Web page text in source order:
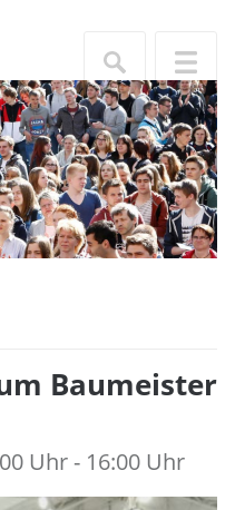
Baumeister
Uhr - 16:00 Uhr